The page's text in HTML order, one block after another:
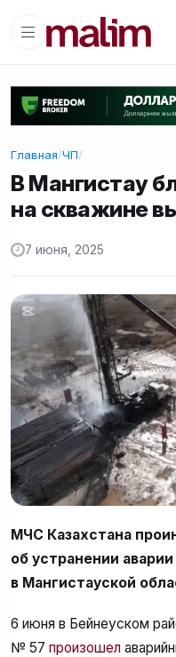
Главная/ЧП/
В Мангистау
на скважине
7 июня, 2025
МЧС Казахстана
об устранении
в Мангистауской
6 июня в Бейнеуском
№ 57 произошел